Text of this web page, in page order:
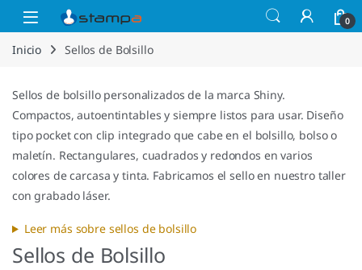
Saltar a la navegación
Saltar al contenido
Open 0
Inicio Sellos de Bolsillo
Sellos de bolsillo personalizados de la marca Shiny.
Compactos, autoentintables y siempre listos para usar. Diseño
tipo pocket con clip integrado que cabe en el bolsillo, bolso o
maletín. Rectangulares, cuadrados y redondos en varios
colores de carcasa y tinta. Fabricamos el sello en nuestro taller
con grabado láser.
Leer más sobre sellos de bolsillo
Sellos de Bolsillo